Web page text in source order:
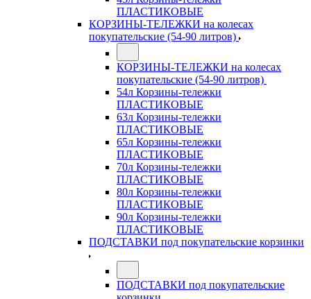
ПЛАСТИКОВЫЕ
КОРЗИНЫ-ТЕЛЕЖКИ на колесах
покупательские (54-90 литров)
КОРЗИНЫ-ТЕЛЕЖКИ на колесах
покупательские (54-90 литров)
54л Корзины-тележки
ПЛАСТИКОВЫЕ
63л Корзины-тележки
ПЛАСТИКОВЫЕ
65л Корзины-тележки
ПЛАСТИКОВЫЕ
70л Корзины-тележки
ПЛАСТИКОВЫЕ
80л Корзины-тележки
ПЛАСТИКОВЫЕ
90л Корзины-тележки
ПЛАСТИКОВЫЕ
ПОДСТАВКИ под покупательские корзинки
ПОДСТАВКИ под покупательские